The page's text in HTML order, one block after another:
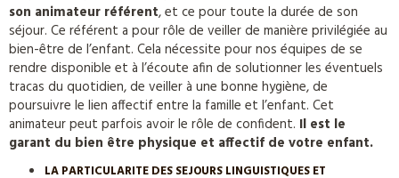
son animateur référent, et ce pour toute la durée de son
séjour. Ce référent a pour rôle de veiller de manière privilégiée au
bien-être de l’enfant. Cela nécessite pour nos équipes de se
rendre disponible et à l’écoute afin de solutionner les éventuels
tracas du quotidien, de veiller à une bonne hygiène, de
poursuivre le lien affectif entre la famille et l’enfant. Cet
animateur peut parfois avoir le rôle de confident. Il est le
garant du bien être physique et affectif de votre enfant.
LA PARTICULARITE DES SEJOURS LINGUISTIQUES ET